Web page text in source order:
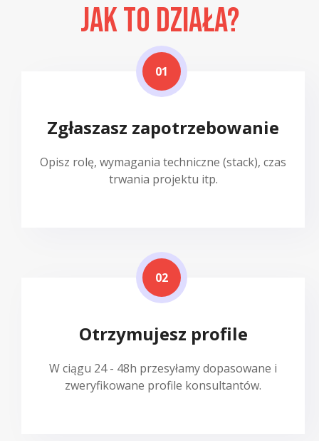
Jak to działa?
01
Zgłaszasz zapotrzebowanie
Opisz rolę, wymagania techniczne (stack), czas
trwania projektu itp.
02
Otrzymujesz profile
W ciągu 24 - 48h przesyłamy dopasowane i
zweryfikowane profile konsultantów.